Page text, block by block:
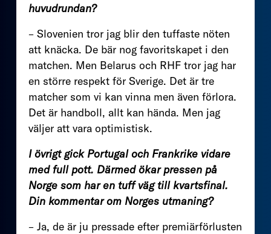
huvudrundan?
– Slovenien tror jag blir den tuffaste nöten
att knäcka. De bär nog favoritskapet i den
matchen. Men Belarus och RHF tror jag har
en större respekt för Sverige. Det är tre
matcher som vi kan vinna men även förlora.
Det är handboll, allt kan hända. Men jag
väljer att vara optimistisk.
I övrigt gick Portugal och Frankrike vidare
med full pott. Därmed ökar pressen på
Norge som har en tuff väg till kvartsfinal.
Din kommentar om Norges utmaning?
– Ja, de är ju pressade efter premiärförlusten